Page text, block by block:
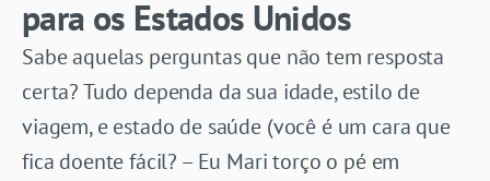
para os Estados Unidos
Sabe aquelas perguntas que não tem resposta
certa? Tudo dependa da sua idade, estilo de
viagem, e estado de saúde (você é um cara que
fica doente fácil? – Eu Mari torço o pé em